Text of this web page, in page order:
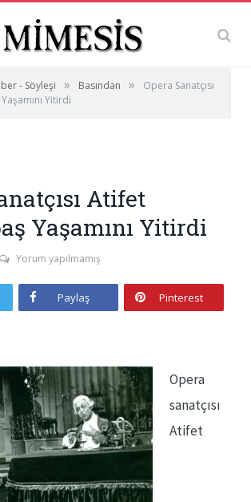
- Söyleşi » Basından »
Opera Sanatçısı
Yitirdi
Atifet
Yaşamını Yitirdi
Yorum yapılmamış
Paylaş Pinterest
Opera
sanatçısı
Atifet